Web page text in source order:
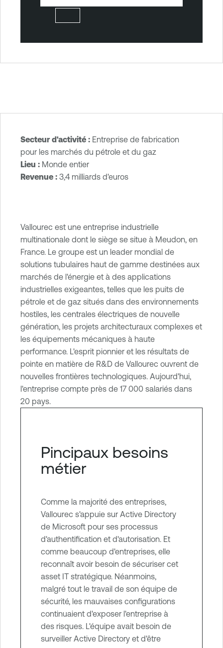
Secteur d'activité : Entreprise de fabrication
pour les marchés du pétrole et du gaz
Lieu : Monde entier
Revenue : 3,4 milliards d'euros‎
Vallourec est une entreprise industrielle
multinationale dont le siège se situe à Meudon, en
France. Le groupe est un leader mondial de
solutions tubulaires haut de gamme destinées aux
marchés de l'énergie et à des applications
industrielles exigeantes, telles que les puits de
pétrole et de gaz situés dans des environnements
hostiles, les centrales électriques de nouvelle
génération, les projets architecturaux complexes et
les équipements mécaniques à haute
performance. L'esprit pionnier et les résultats de
pointe en matière de R&D de Vallourec ouvrent de
nouvelles frontières technologiques. Aujourd'hui,
l'entreprise compte près de 17 000 salariés dans
20 pays.
Pincipaux besoins
métier
Comme la majorité des entreprises,
Vallourec s'appuie sur Active Directory
de Microsoft pour ses processus
d'authentification et d'autorisation. Et
comme beaucoup d'entreprises, elle
reconnaît avoir besoin de sécuriser cet
asset IT stratégique. Néanmoins,
malgré tout le travail de son équipe de
sécurité, les mauvaises configurations
continuaient d'exposer l'entreprise à
des risques. L'équipe avait besoin de
surveiller Active Directory et d'être
T
e
x
u
r